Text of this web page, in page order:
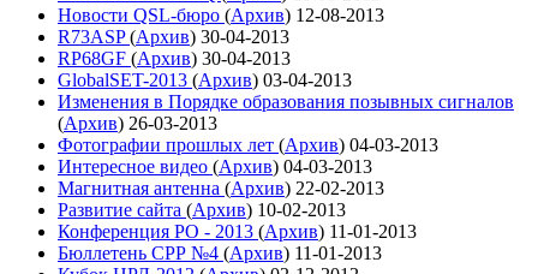
Новости QSL-бюро (Архив) 12-08-2013
R73ASP(Архив) 30-04-2013
RP68GF (Архив) 30-04-2013
GlobalSET-2013 (Архив) 03-04-2013
Изменения в Порядке образования позывных сигналов
(Архив) 26-03-2013
Фотографии прошлых лет (Архив) 04-03-2013
Интересное видео (Архив) 04-03-2013
Магнитная антенна (Архив) 22-02-2013
Развитие сайта (Архив) 10-02-2013
Конференция РО - 2013 (Архив) 11-01-2013
Бюллетень СРР №4 (Архив) 11-01-2013